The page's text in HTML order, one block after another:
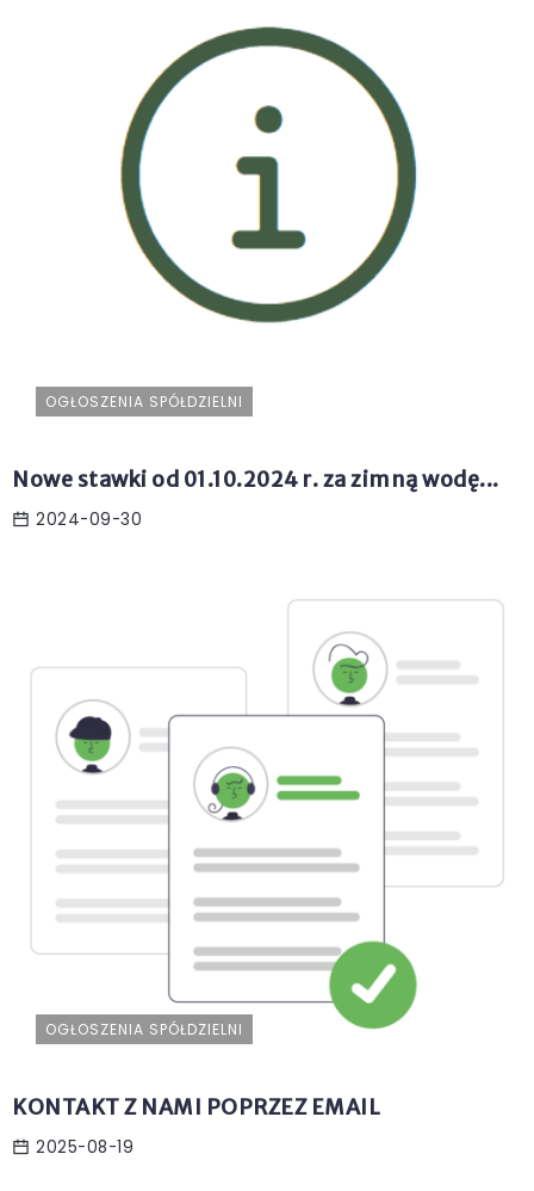
OGŁOSZENIA SPÓŁDZIELNI
Nowe stawki od 01.10.2024 r. za zimną wodę...
2024-09-30
OGŁOSZENIA SPÓŁDZIELNI
KONTAKT Z NAMI POPRZEZ EMAIL
2025-08-19